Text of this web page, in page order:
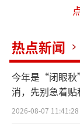
主要艺
作品入
展、并入编
国画集》、
美术学院美
热点新闻
今年是“闭眼秋
消，先别急着贴
2026-08-07 11:41:28